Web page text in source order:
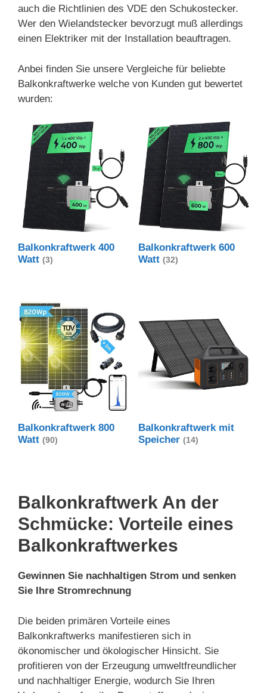
auch die Richtlinien des VDE den Schukostecker.
Wer den Wielandstecker bevorzugt muß allerdings
einen Elektriker mit der Installation beauftragen.
Anbei finden Sie unsere Vergleiche für beliebte
Balkonkraftwerke welche von Kunden gut bewertet
wurden:
Balkonkraftwerk 400
Watt (3)
Balkonkraftwerk 600
Watt (32)
Balkonkraftwerk 800
Watt (90)
Balkonkraftwerk mit
Speicher (14)
Balkonkraftwerk An der
Schmücke: Vorteile eines
Balkonkraftwerkes
Gewinnen Sie nachhaltigen Strom und senken
Sie Ihre Stromrechnung
Die beiden primären Vorteile eines
Balkonkraftwerks manifestieren sich in
ökonomischer und ökologischer Hinsicht. Sie
profitieren von der Erzeugung umweltfreundlicher
und nachhaltiger Energie, wodurch Sie Ihren